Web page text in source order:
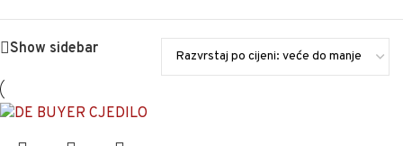
Show sidebar